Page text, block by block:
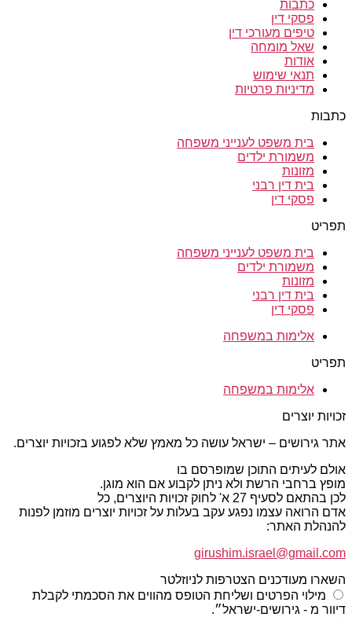
כתבות
פסקי דין
טיפים מעורכי דין
שאל מומחה
אודות
תנאי שימוש
מדיניות פרטיות
כתבות
בית משפט לענייני משפחה
משמורת ילדים
מזונות
בית דין רבני
פסקי דין
תפריט
בית משפט לענייני משפחה
משמורת ילדים
מזונות
בית דין רבני
פסקי דין
אלימות במשפחה
תפריט
אלימות במשפחה
זכויות יוצרים
אתר גירושים – ישראל עושה כל מאמץ שלא לפגוע בזכויות יוצרים.
אולם לעיתים התוכן שמופרסם בו
מופץ ברחבי הרשת ולא ניתן לקבוע אם הוא מוגן.
לכן בהתאם לסעיף 27 א' לחוק זכויות היוצרים, כל
אדם הרואה עצמו נפגע עקב בעלות על זכויות יוצרים מוזמן לפנות
להנהלת האתר:
girushim.israel@gmail.com
השארו מעודכנים הצטרפות לניוזלטר
מילוי הפרטים ושליחת הטופס מהווים את הסכמתי לקבלת
דיוור מ - גירושים-ישראל״.